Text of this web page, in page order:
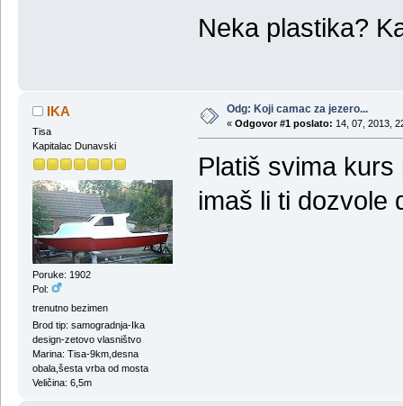
Neka plastika?
IKA
Tisa
Kapitalac Dunavski
Poruke: 1902
Pol:
trenutno bezimen
Brod tip: samogradnja-Ika
design-zetovo vlasništvo
Marina: Tisa-9km,desna
obala,šesta vrba od mosta
Veličina: 6,5m
Odg: Koji camac za jezero...
« Odgovor #1 poslato: 14, 07, 2013,
Platiš svima kurs
imaš li ti dozvole